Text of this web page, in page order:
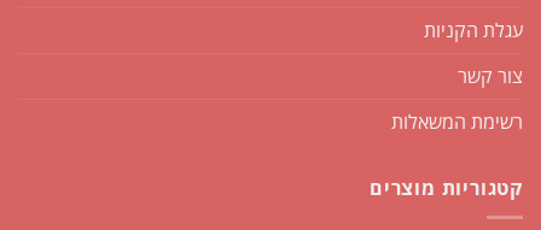
עגלת הקניות
צור קשר
רשימת המשאלות
קטגוריות מוצרים